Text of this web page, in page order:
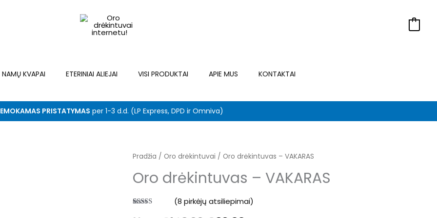
NAMŲ KVAPAI ETERINIAI ALIEJAI VISI PRODUKTAI APIE MUS KONTAKTAI
PRISTATYMAS per 1-3 d.d. (LP Express, DPD ir Omniva)
Pradžia / Oro drėkintuvai / Oro drėkintuvas – VAKARAS
Oro drėkintuvas – VAKARAS
(8 pirkėjų atsiliepimai)
Original
price
was:
Current
price
is: